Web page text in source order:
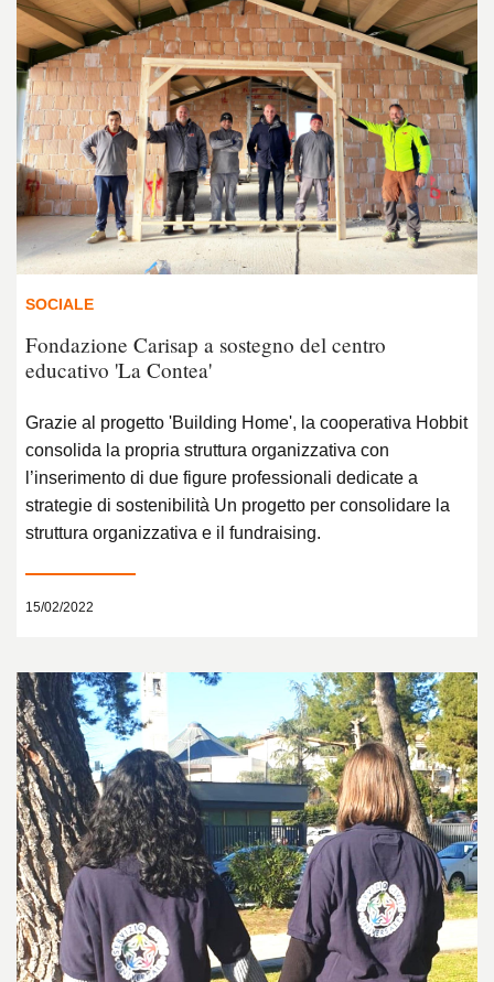
SOCIALE
Fondazione Carisap a sostegno del centro
educativo 'La Contea'
Grazie al progetto 'Building Home', la cooperativa Hobbit
consolida la propria struttura organizzativa con
l’inserimento di due figure professionali dedicate a
strategie di sostenibilità Un progetto per consolidare la
struttura organizzativa e il fundraising.
15/02/2022